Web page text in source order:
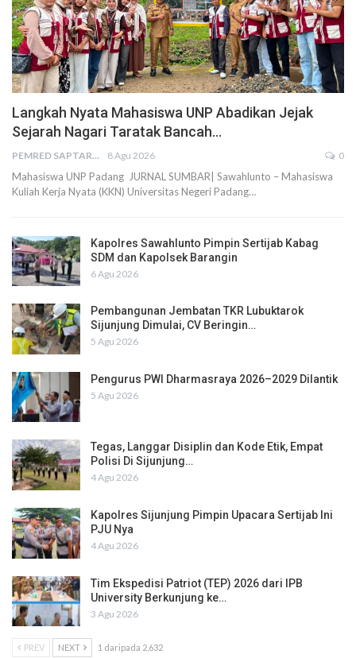
Langkah Nyata Mahasiswa UNP Abadikan Jejak
Sejarah Nagari Taratak Bancah…
PEMRED SAPTARIUS 8 Agu 2026 0
Mahasiswa UNP Padang JURNAL SUMBAR| Sawahlunto – Mahasiswa
Kuliah Kerja Nyata (KKN) Universitas Negeri Padang…
Kapolres Sawahlunto Pimpin Sertijab Kabag
SDM dan Kapolsek Barangin
6 Agu 2026
Pembangunan Jembatan TKR Lubuktarok
Sijunjung Dimulai, CV Beringin…
5 Agu 2026
Pengurus PWI Dharmasraya 2026–2029 Dilantik
5 Agu 2026
Tegas, Langgar Disiplin dan Kode Etik, Empat
Polisi Di Sijunjung…
4 Agu 2026
Kapolres Sijunjung Pimpin Upacara Sertijab Ini
PJU Nya
4 Agu 2026
Tim Ekspedisi Patriot (TEP) 2026 dari IPB
University Berkunjung ke…
3 Agu 2026
PREV NEXT 1 daripada 2,632